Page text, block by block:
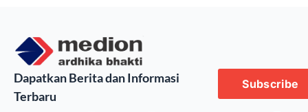
Dapatkan Berita dan Informasi
Terbaru
Subscribe